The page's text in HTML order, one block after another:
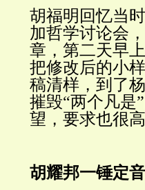
胡福明回忆当
加哲学讨论会
章，第二天早
把修改后的小
稿清样，到了
摧毁“两个凡是
望，要求也很高
胡耀邦一锤定